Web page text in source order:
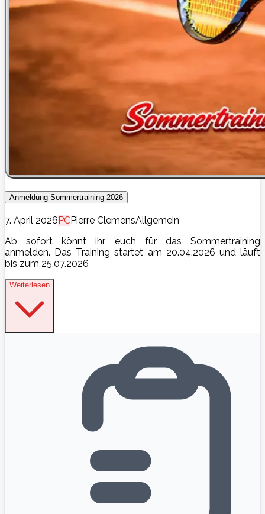
Anmeldung Sommertraining 2026
7. April 2026PCPierre ClemensAllgemein
Ab sofort könnt ihr euch für das Sommertraining
anmelden. Das Training startet am 20.04.2026 und läuft
bis zum 25.07.2026
Weiterlesen